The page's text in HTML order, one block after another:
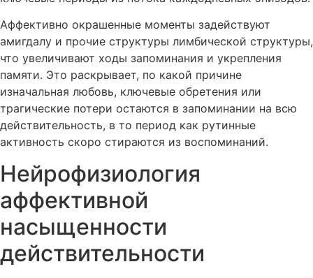
Аффективно окрашенные моменты задействуют
амигдалу и прочие структуры лимбической структуры,
что увеличивают ходы запоминания и укрепления
памяти. Это раскрывает, по какой причине
изначальная любовь, ключевые обретения или
трагические потери остаются в запоминании на всю
действительность, в то период как рутинные
активность скоро стираются из воспоминаний.
Нейрофизиология
аффективной
насыщенности
действительности